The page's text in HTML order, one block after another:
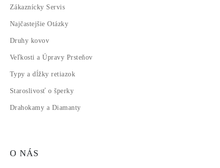
Zákaznícky Servis
Najčastejšie Otázky
Druhy kovov
Veľkosti a Úpravy Prsteňov
Typy a dĺžky retiazok
Staroslivosť o šperky
Drahokamy a Diamanty
O NÁS